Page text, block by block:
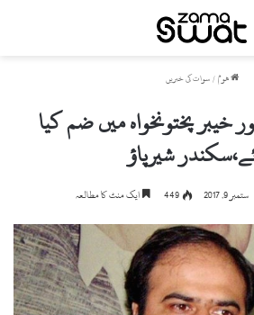
ھوم / سوات کی خبریں
خیبر پختونخواہ میں ضم کیا
شیرپاؤ
ستمبر 9, 2017 449 ایک منٹ کا مطالعہ